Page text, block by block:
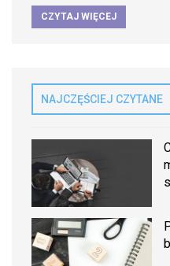
CZYTAJ WIĘCEJ
NAJCZĘŚCIEJ CZYTANE